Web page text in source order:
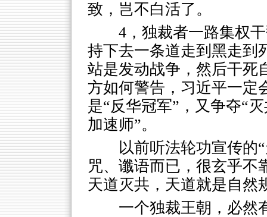
致，岂不白活了。
4，独裁者一路集权
持下去一条道走到黑走到
站是发动战争，然后干死
方如何警告，习近平一定
是“反华冠军”，又争夺“
加速师”。
以前听法轮功宣传的
咒、谶语而已，很玄乎不
天道灭共，天道就是自然
一个独裁王朝，必然